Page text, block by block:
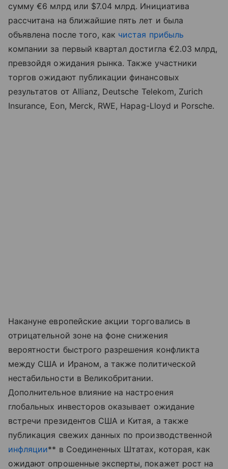
сумму €6 млрд или $7.04 млрд. Инициатива
рассчитана на ближайшие пять лет и была
объявлена после того, как чистая прибыль
компании за первый квартал достигла €2.03 млрд,
превзойдя ожидания рынка. Также участники
торгов ожидают публикации финансовых
результатов от Allianz, Deutsche Telekom, Zurich
Insurance, Eon, Merck, RWE, Hapag-Lloyd и Porsche.
Накануне европейские акции торговались в
отрицательной зоне на фоне снижения
вероятности быстрого разрешения конфликта
между США и Ираном, а также политической
нестабильности в Великобритании.
Дополнительное влияние на настроения
глобальных инвесторов оказывает ожидание
встречи президентов США и Китая, а также
публикация свежих данных по производственной
инфляции** в Соединенных Штатах, которая, как
ожидают опрошенные эксперты, покажет рост на